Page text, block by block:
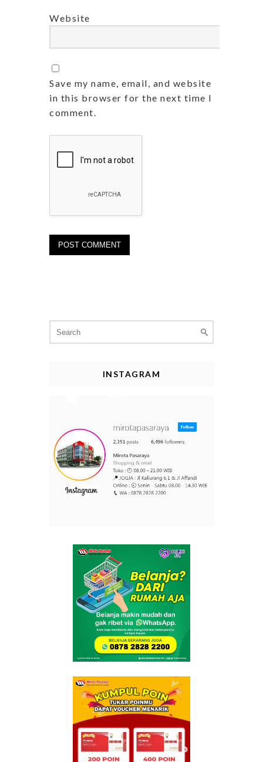
Website
Save my name, email, and website
in this browser for the next time I
comment.
for:
INSTAGRAM